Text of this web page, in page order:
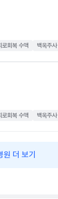
로회복 수액 백옥주사
로회복 수액 백옥주사
더 보기